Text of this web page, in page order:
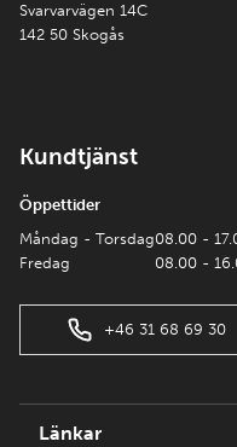
Svarvarvägen 14C
142 50 Skogås
Kundtjänst
Öppettider
Måndag - Torsdag
Fredag
08.00 -
08.00 -
+46 31 68 69 30
Länkar